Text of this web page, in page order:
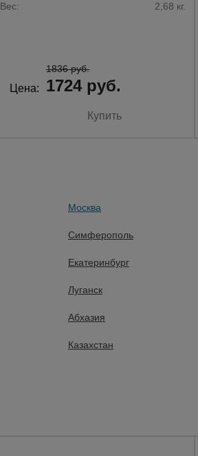
Вес:
2,68 кг.
Цена:
1836 руб.
1724 руб.
Купить
0 отзывов
Пружинный зажим для опалубки
Москва
Симферополь
Екатеринбург
Луганск
Абхазия
Казахстан